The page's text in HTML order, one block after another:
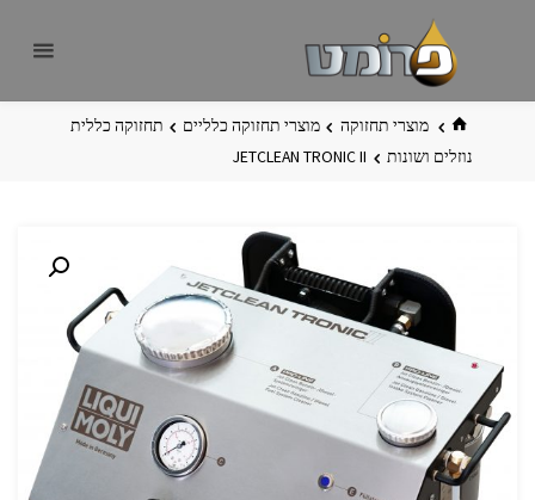
בית מוצרי תחזוקה מוצרי תחזוקה כלליים
תחזוקה כללית
נוזלים ושונות
JETCLEAN TRONIC II